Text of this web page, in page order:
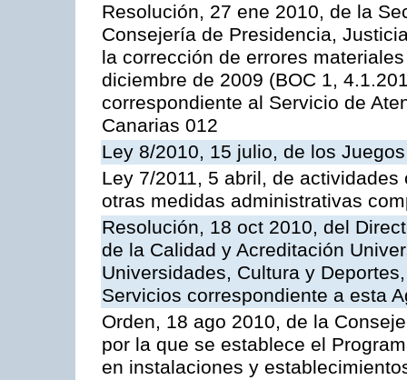
Resolución, 27 ene 2010, de la
Consejería de Presidencia,
la corrección de errores
diciembre de 2009 (BOC 1,
correspondiente al Servicio de
Canarias 012
Ley 8/2010, 15 julio, de los
Ley 7/2011, 5 abril, de
otras medidas administrativas
Resolución, 18 oct 2010, del
de la Calidad y Acreditación
Universidades, Cultura y
Servicios correspondiente a esta
Orden, 18 ago 2010, de la
por la que se establece el
en instalaciones y